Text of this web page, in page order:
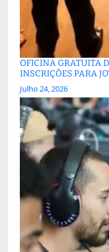
OFICINA GRATUITA
INSCRIÇÕES PARA
Julho 24, 2026